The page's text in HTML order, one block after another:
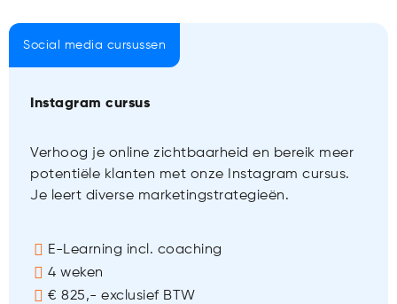
Social media cursussen
Instagram cursus
Verhoog je online zichtbaarheid en bereik meer
potentiële klanten met onze Instagram cursus.
Je leert diverse marketingstrategieën.
E-Learning incl. coaching
4 weken
€ 825,- exclusief BTW